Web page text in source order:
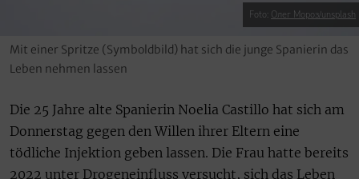
Foto: Олег Мороз/unsplash
Mit einer Spritze (Symboldbild) hat sich die junge Spanierin das
Leben nehmen lassen
Die 25 Jahre alte Spanierin Noelia Castillo hat sich am
Donnerstag gegen den Willen ihrer Eltern eine
tödliche Injektion geben lassen. Die Frau hatte bereits
2022 unter Drogeneinfluss versucht, sich das Leben